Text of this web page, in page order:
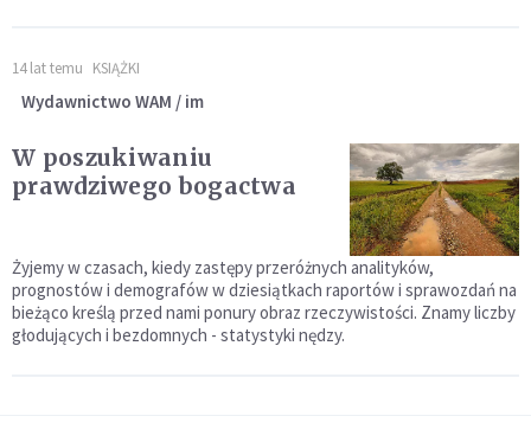
14 lat temu KSIĄŻKI
Wydawnictwo WAM / im
W poszukiwaniu
prawdziwego bogactwa
Żyjemy w czasach, kiedy zastępy przeróżnych analityków,
prognostów i demografów w dziesiątkach raportów i sprawozdań na
bieżąco kreślą przed nami ponury obraz rzeczywistości. Znamy liczby
głodujących i bezdomnych - statystyki nędzy.